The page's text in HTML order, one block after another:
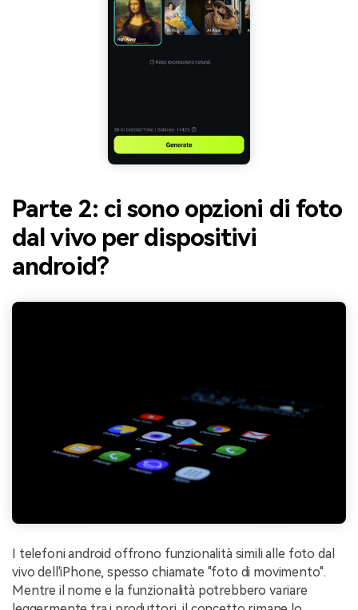
Parte 2: ci sono opzioni di foto
dal vivo per dispositivi
android?
I telefoni android offrono funzionalità simili alle foto dal
vivo dell'iPhone, spesso chiamate "foto di movimento".
Mentre il nome e la funzionalità potrebbero variare